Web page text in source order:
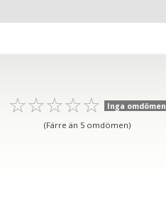
☆☆☆☆☆
★★★★★ Inga omdömen
(Färre än 5 omdömen)